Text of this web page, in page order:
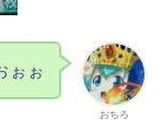
おちろ
ぉぉ